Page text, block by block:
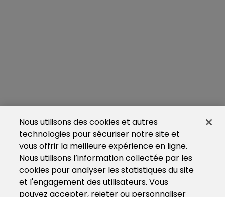
Nous utilisons des cookies et autres
technologies pour sécuriser notre site et
vous offrir la meilleure expérience en ligne.
Nous utilisons l’information collectée par les
cookies pour analyser les statistiques du site
et l'engagement des utilisateurs. Vous
pouvez accepter, rejeter ou personnaliser